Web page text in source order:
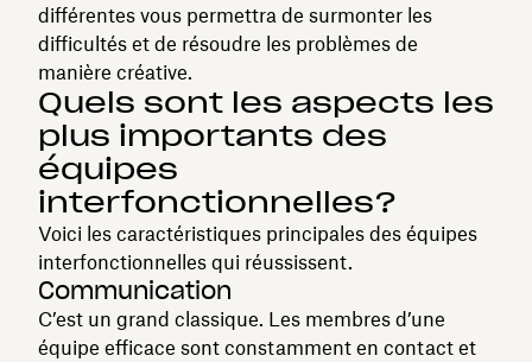
différentes vous permettra de surmonter les
difficultés et de résoudre les problèmes de
manière créative.
Quels sont les aspects les
plus importants des
équipes
interfonctionnelles?
Voici les caractéristiques principales des équipes
interfonctionnelles qui réussissent.
Communication
C’est un grand classique. Les membres d’une
équipe efficace sont constamment en contact et